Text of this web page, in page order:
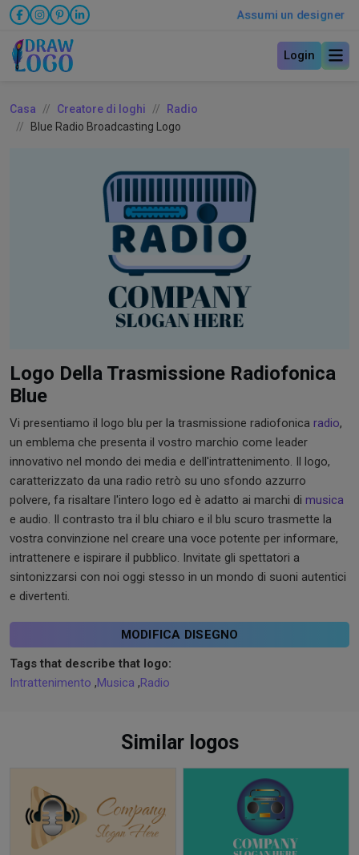
Assumi un designer
Login
Casa Creatore di loghi
Radio
Blue Radio Broadcasting Logo
Logo Della Trasmissione Radiofonica
Blue
Vi presentiamo il logo blu per la trasmissione radiofonica radio,
un emblema che presenta il vostro marchio come leader
innovativo nel mondo dei media e dell'intrattenimento. Il logo,
caratterizzato da una radio retrò su uno sfondo azzurro
polvere, fa risaltare l'intero logo ed è adatto ai marchi di musica
e audio. Il contrasto tra il blu chiaro e il blu scuro trasmette la
vostra convinzione nel creare una voce potente per informare,
intrattenere e ispirare il pubblico. Invitate gli spettatori a
sintonizzarsi con noi oggi stesso in un mondo di suoni autentici
e divertenti.
MODIFICA DISEGNO
Tags that describe that logo:
Intrattenimento ,Musica ,Radio
Similar logos